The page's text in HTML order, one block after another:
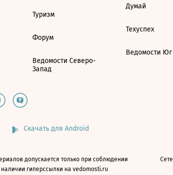
Туризм
Форум
Ведомости Северо-
Запад
Думай
Техуспех
Ведомости Юг
Скачать для Android
допускается только при соблюдении
наличии гиперссылки на vedomosti.ru